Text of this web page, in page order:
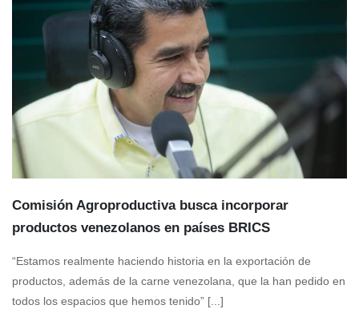
Comisión Agroproductiva busca incorporar
productos venezolanos en países BRICS
“Estamos realmente haciendo historia en la exportación de
productos, además de la carne venezolana, que la han pedido en
todos los espacios que hemos tenido” [...]